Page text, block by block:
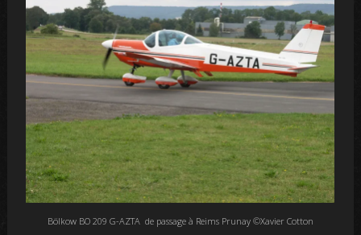
Bölkow BO 209 G-AZTA de passage à Reims Prunay ©Xavier Cotton